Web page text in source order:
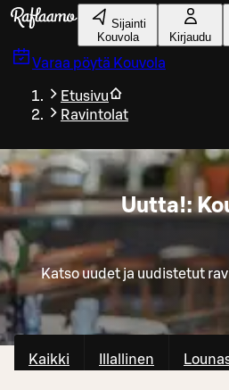
Siirry pääsisältöön
Sijainti
Kouvola
Kirjaudu
Varaa pöytä Kouvola
Etusivu
Ravintolat
Uutta!:
Katso uudet ja uudistetut
Kaikki Illallinen